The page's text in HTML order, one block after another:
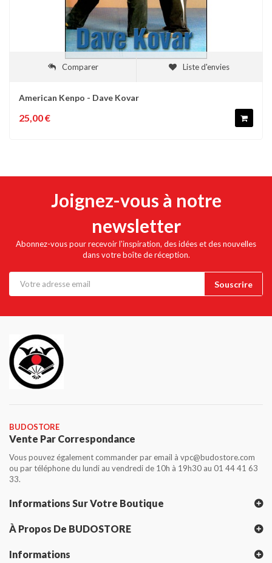
Comparer Liste d'envies
American Kenpo - Dave Kovar
25,00 €
Joignez-vous à notre
newsletter
Abonnez-vous pour recevoir l'inspiration, des idées et des nouvelles
dans votre boîte de réception.
BUDOSTORE
Vente Par Correspondance
Vous pouvez également commander par email à vpc@budostore.com
ou par téléphone du lundi au vendredi de 10h à 19h30 au 01 44 41 63
33.
Informations Sur Votre Boutique
À Propos De BUDOSTORE
Informations